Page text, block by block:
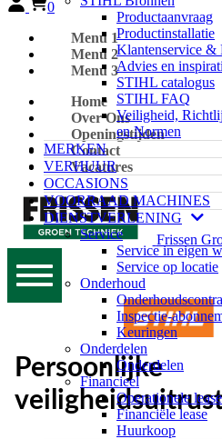
Productaanvraag
Productinstallatie
Klantenservice &
Advies en
STIHL catalogus
STIHL FAQ
Veiligheid,
en Normen
MERKEN
VERHUUR
OCCASIONS
VOORRAAD MACHINES
DIENSTVERLENING
Service
Service in eigen
Service op locatie
Onderhoud
Inspectie-
Keuringen
Onderdelen
Onderdelen
Financieel
Operationele lease
Financiële lease
Huurkoop
0
Menu 1
Menu 2
Menu 3
Home
Over Ons
Openingstijden
Contact
Vacatures
Frissen
Persoonlijke